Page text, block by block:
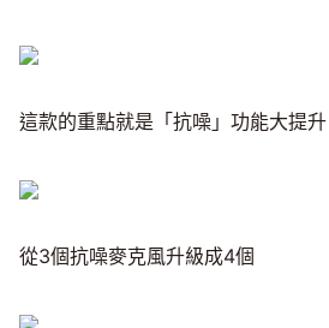
這款的重點就是「抗噪」功能大提升
從3個抗噪麥克風升級成4個